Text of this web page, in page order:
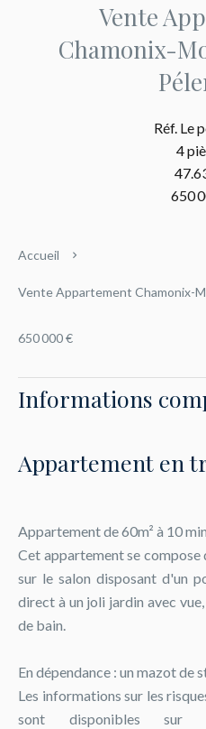
Vente
Chamonix-
Réf. Le
4
650
Accueil
Vente Appartement Chamonix-
650 000 €
Informations
Appartement en
Appartement de 60m² à 10
Cet appartement se compose
sur le salon disposant d'un
direct à un joli jardin avec
de bain.
En dépendance : un mazot de
Les informations sur les
sont disponibles